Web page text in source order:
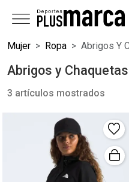
Mujer Ropa Abrigos Y
Abrigos y Chaquetas
3 artículos mostrados